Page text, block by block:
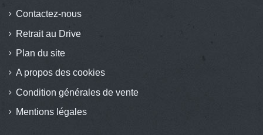
Contactez-nous
Retrait au Drive
Plan du site
A propos des cookies
Condition générales de vente
Mentions légales